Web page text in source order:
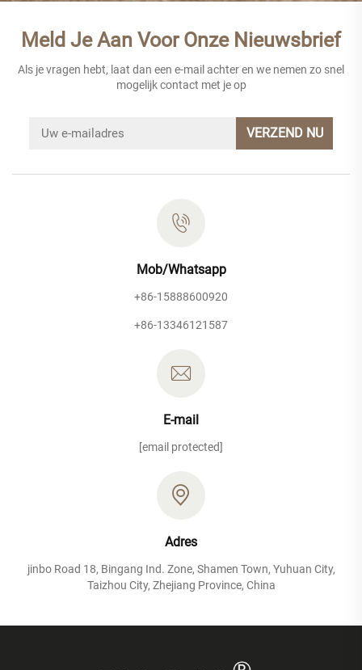
Meld Je Aan Voor Onze Nieuwsbrief
Als je vragen hebt, laat dan een e-mail achter en we nemen zo snel
mogelijk contact met je op
VERZEND NU
Mob/Whatsapp
+86-15888600920
+86-13346121587
E-mail
[email protected]
Adres
jinbo Road 18, Bingang Ind. Zone, Shamen Town, Yuhuan City,
Taizhou City, Zhejiang Province, China